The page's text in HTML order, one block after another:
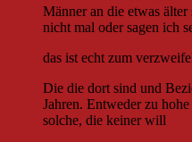
Männer an die etwas
nicht mal oder sagen ich
das ist echt zum
Die die dort sind und
Jahren. Entweder zu
solche, die keiner will